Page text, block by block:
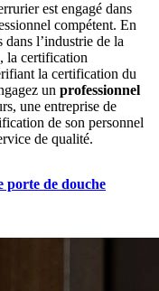
est engagé dans
compétent. En
l’industrie de la
la certification
la certification du
un professionnel
une entreprise de
de son personnel
de qualité.
de douche